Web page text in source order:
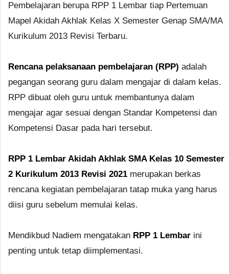
Pembelajaran berupa RPP 1 Lembar tiap Pertemuan
Mapel Akidah Akhlak Kelas X Semester Genap SMA/MA
Kurikulum 2013 Revisi Terbaru.
Rencana pelaksanaan pembelajaran (RPP) adalah
pegangan seorang guru dalam mengajar di dalam kelas.
RPP dibuat oleh guru untuk membantunya dalam
mengajar agar sesuai dengan Standar Kompetensi dan
Kompetensi Dasar pada hari tersebut.
RPP 1 Lembar Akidah Akhlak SMA Kelas 10 Semester
2 Kurikulum 2013 Revisi 2021 merupakan berkas
rencana kegiatan pembelajaran tatap muka yang harus
diisi guru sebelum memulai kelas.
Mendikbud Nadiem mengatakan RPP 1 Lembar ini
penting untuk tetap diimplementasi.